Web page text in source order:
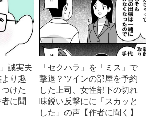
誠実夫
り趣
けた
に聞
「セクハラ」を「ミス」で
撃退？ツインの部屋を予約
した上司、女性部下の切れ
味鋭い反撃にに「スカッと
した」の声【作者に聞く】